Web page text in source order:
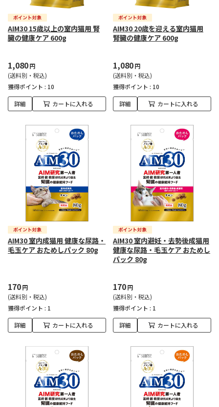
AIM30 15歳以上の室内猫用 腎
臓の健康ケア 600g
1,080円
(送料別・税込)
獲得ポイント : 10
詳細 カートに入れる
AIM30 20歳を迎える室内猫用
腎臓の健康ケア 600g
1,080円
(送料別・税込)
獲得ポイント : 10
詳細 カートに入れる
AIM30 室内成猫用 健康な尿路・
毛玉ケア おためしパック 80g
170円
(送料別・税込)
獲得ポイント : 1
詳細 カートに入れる
AIM30 室内避妊・去勢後成猫用
健康な尿路・毛玉ケア おためし
パック 80g
170円
(送料別・税込)
獲得ポイント : 1
詳細 カートに入れる